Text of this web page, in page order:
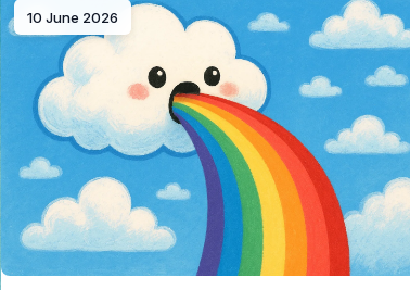
10 June 2026